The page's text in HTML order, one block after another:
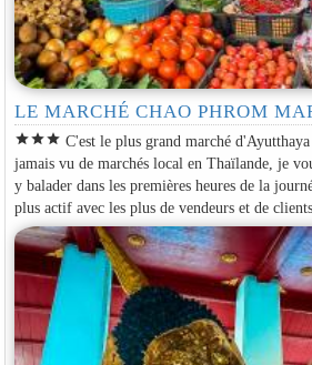
LE MARCHÉ CHAO PHROM
starstarstar C'est le plus grand marché
jamais vu de marchés local en Thaïlande, je
y balader dans les premières heures de la
plus actif avec les plus de vendeurs et de clients.